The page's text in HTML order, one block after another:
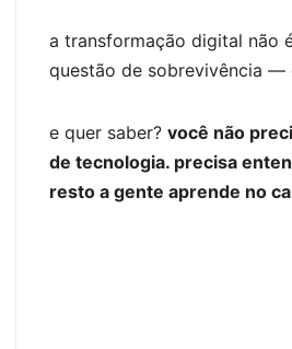
a transformação digital não
questão de sobrevivência —
e quer saber? você não
de tecnologia. precisa
resto a gente aprende no